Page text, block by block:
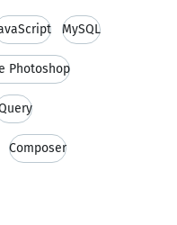
MySQL
Photoshop
Composer